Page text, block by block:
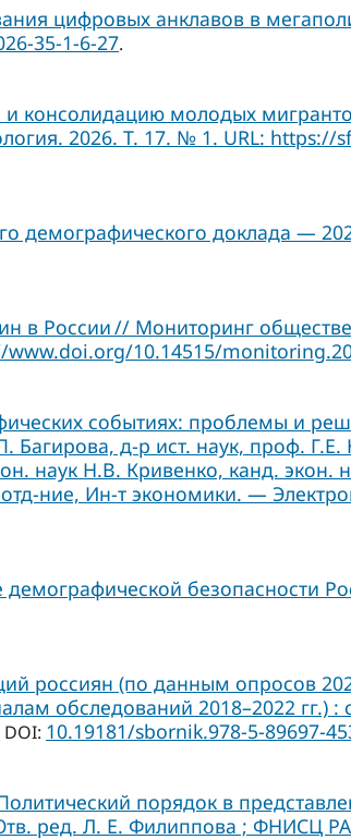
цифровых анклавов в
35-1-6-27.
и консолидацию молодых
2026. Т. 17. № 1. URL: https://
демографического доклада —
в России // Мониторинг
www.doi.org/10.14515/
событиях: проблемы и
Багирова, д-р ист. наук, проф.
наук Н.В. Кривенко, канд. экон.
ние, Ин-т экономики. —
демографической безопасности
россиян (по данным опросов
обследований 2018–2022 гг.) :
DOI: 10.19181/sbornik.978-5-89697-
порядок в
Отв. ред. Л. Е. Филиппова ; ФНИСЦ